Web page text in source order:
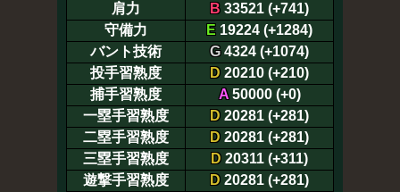
肩力
B 33521 (+741)
守備力
E 19224 (+1284)
バント技術
G4324 (+1074)
投手習熟度
D 20210 (+210)
捕手習熟度
A50000 (+0)
一塁手習熟度
D 20281 (+281)
二塁手習熟度
D 20281 (+281)
三塁手習熟度
D 20311 (+311)
遊撃手習熟度
D 20281 (+281)